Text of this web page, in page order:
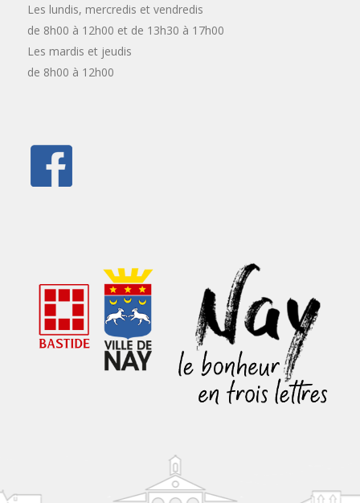
Les lundis, mercredis et vendredis
de 8h00 à 12h00 et de 13h30 à 17h00
Les mardis et jeudis
de 8h00 à 12h00